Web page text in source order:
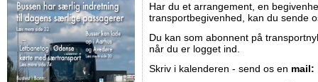
Har du et arrangement, en
transportbegivenhed, kan du sende
Du kan som abonnent på
når du er logget ind.
Skriv i kalenderen - send os en mail: